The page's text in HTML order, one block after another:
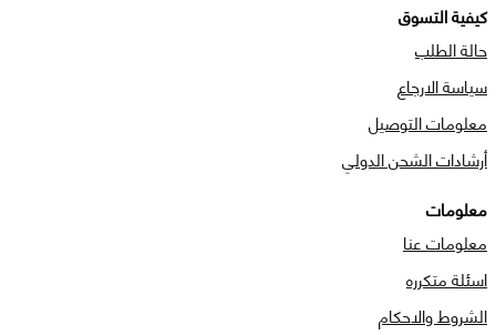
كيفية التسوق
حالة الطلب
سياسة الارجاع
معلومات التوصيل
أرشادات الشحن الدولي
معلومات
معلومات عنا
اسئلة متكرره
الشروط والاحكام